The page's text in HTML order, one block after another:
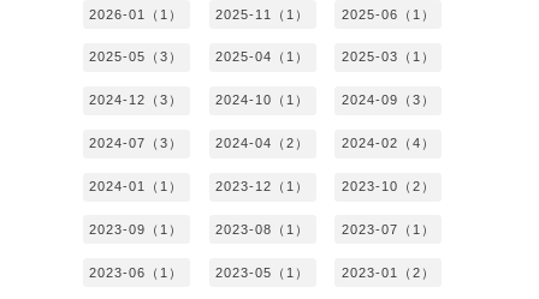
2026-01（1） 2025-11（1） 2025-06（1）
2025-05（3） 2025-04（1） 2025-03（1）
2024-12（3） 2024-10（1） 2024-09（3）
2024-07（3） 2024-04（2） 2024-02（4）
2024-01（1） 2023-12（1） 2023-10（2）
2023-09（1） 2023-08（1） 2023-07（1）
2023-06（1） 2023-05（1） 2023-01（2）